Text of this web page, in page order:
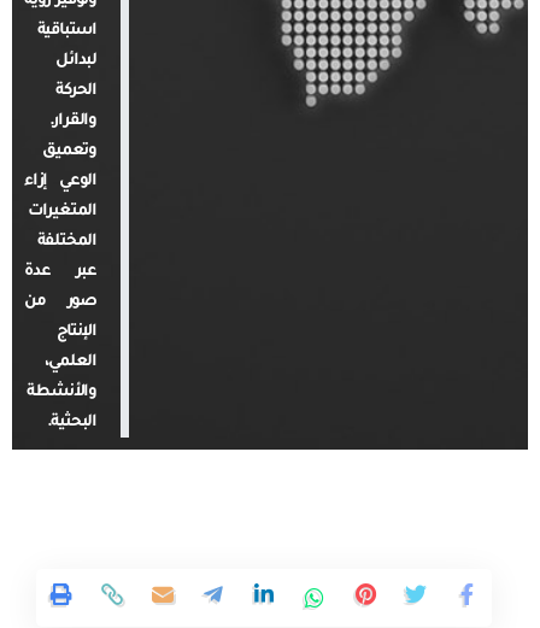
استباقية
لبدائل
الحركة
والقرار.
وتعميق
الوعي إزاء
المتغيرات
المختلفة
عبر عدة
صور من
الإنتاج
العلمي،
والأنشطة
البحثية.